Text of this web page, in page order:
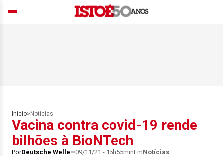
Início> Notícias
Vacina contra covid-19 rende
bilhões à BioNTech
PorDeutsche Welle 09/11/21 - 15h55minEmNotícias